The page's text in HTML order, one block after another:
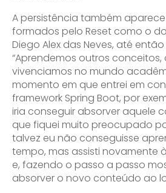
A persistência também
formados pelo Reset como o
Diego Alex das Neves, até
“Aprendemos outros conceitos,
vivenciamos no mundo
momento em que entrei em
framework Spring Boot, por
iria conseguir absorver aquele
que fiquei muito preocupado
talvez eu não conseguisse
tempo, mas assisti novamente
e, fazendo o passo a passo
absorver o novo conteúdo ao